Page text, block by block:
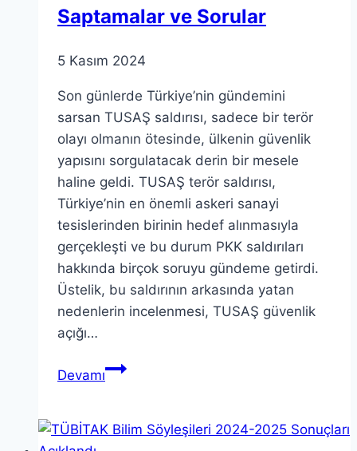
Saptamalar ve Sorular
5 Kasım 2024
Son günlerde Türkiye’nin gündemini
sarsan TUSAŞ saldırısı, sadece bir terör
olayı olmanın ötesinde, ülkenin güvenlik
yapısını sorgulatacak derin bir mesele
haline geldi. TUSAŞ terör saldırısı,
Türkiye’nin en önemli askeri sanayi
tesislerinden birinin hedef alınmasıyla
gerçekleşti ve bu durum PKK saldırıları
hakkında birçok soruyu gündeme getirdi.
Üstelik, bu saldırının arkasında yatan
nedenlerin incelenmesi, TUSAŞ güvenlik
açığı…
DevamıTUSAŞ
Saptamalar